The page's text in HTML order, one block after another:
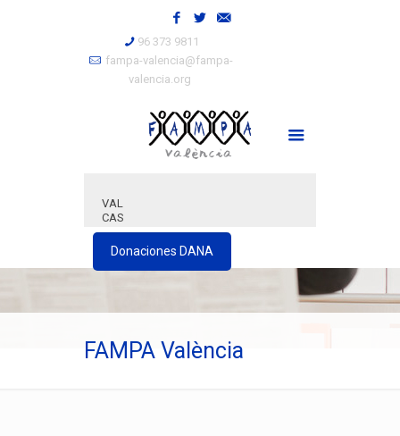
96 373 9811
fampa-valencia@fampa-
valencia.org
VAL
CAS
Donaciones DANA
FAMPA València